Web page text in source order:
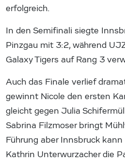
erfolgreich.
In den Semifinali siegte
Pinzgau mit 3:2, während
Galaxy Tigers auf Rang 3
Auch das Finale verlief
gewinnt Nicole den ersten
gleicht gegen Julia
Sabrina Filzmoser bringt
Führung aber Innsbruck
Kathrin Unterwurzacher die